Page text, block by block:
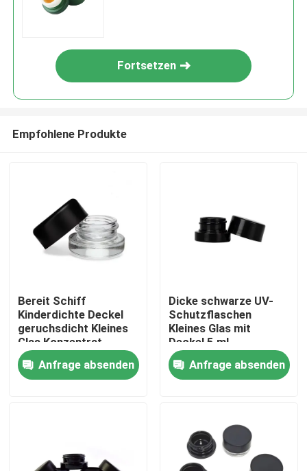
Haus
Videos
Fortsetzen
Empfohlene Produkte
Bereit Schiff
Kinderdichte Deckel
geruchsdicht Kleines
Glas Konzentrat
Blumenöl Gläser
Großhandel
Anfrage absenden
Dicke schwarze UV-
Schutzflaschen
Kleines Glas mit
Deckel 5 ml
Konzentratflaschen
Anfrage absenden